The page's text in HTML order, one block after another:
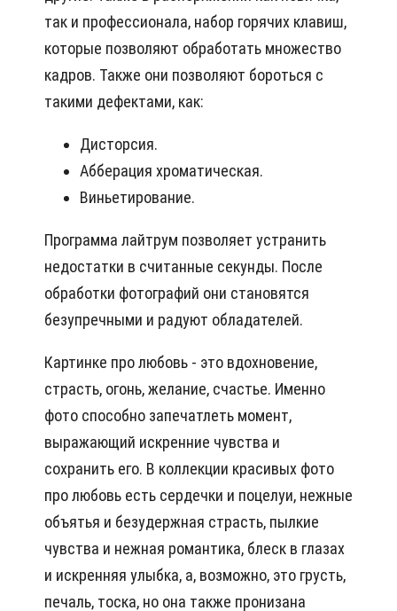
так и профессионала, набор горячих клавиш,
которые позволяют обработать множество
кадров. Также они позволяют бороться с
такими дефектами, как:
Дисторсия.
Абберация хроматическая.
Виньетирование.
Программа лайтрум позволяет устранить
недостатки в считанные секунды. После
обработки фотографий они становятся
безупречными и радуют обладателей.
Картинке про любовь - это вдохновение,
страсть, огонь, желание, счастье. Именно
фото способно запечатлеть момент,
выражающий искренние чувства и
сохранить его. В коллекции красивых фото
про любовь есть сердечки и поцелуи, нежные
объятья и безудержная страсть, пылкие
чувства и нежная романтика, блеск в глазах
и искренняя улыбка, а, возможно, это грусть,
печаль, тоска, но она также пронизана